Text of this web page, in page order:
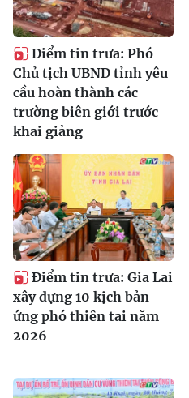
Điểm tin trưa: Phó
Chủ tịch UBND tỉnh yêu
cầu hoàn thành các
trường biên giới trước
khai giảng
Điểm tin trưa: Gia Lai
xây dựng 10 kịch bản
ứng phó thiên tai năm
2026